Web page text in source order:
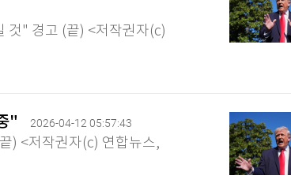
것" 경고 (끝) <저작권자(c)
" 2026-04-12 05:57:43
) <저작권자(c) 연합뉴스,